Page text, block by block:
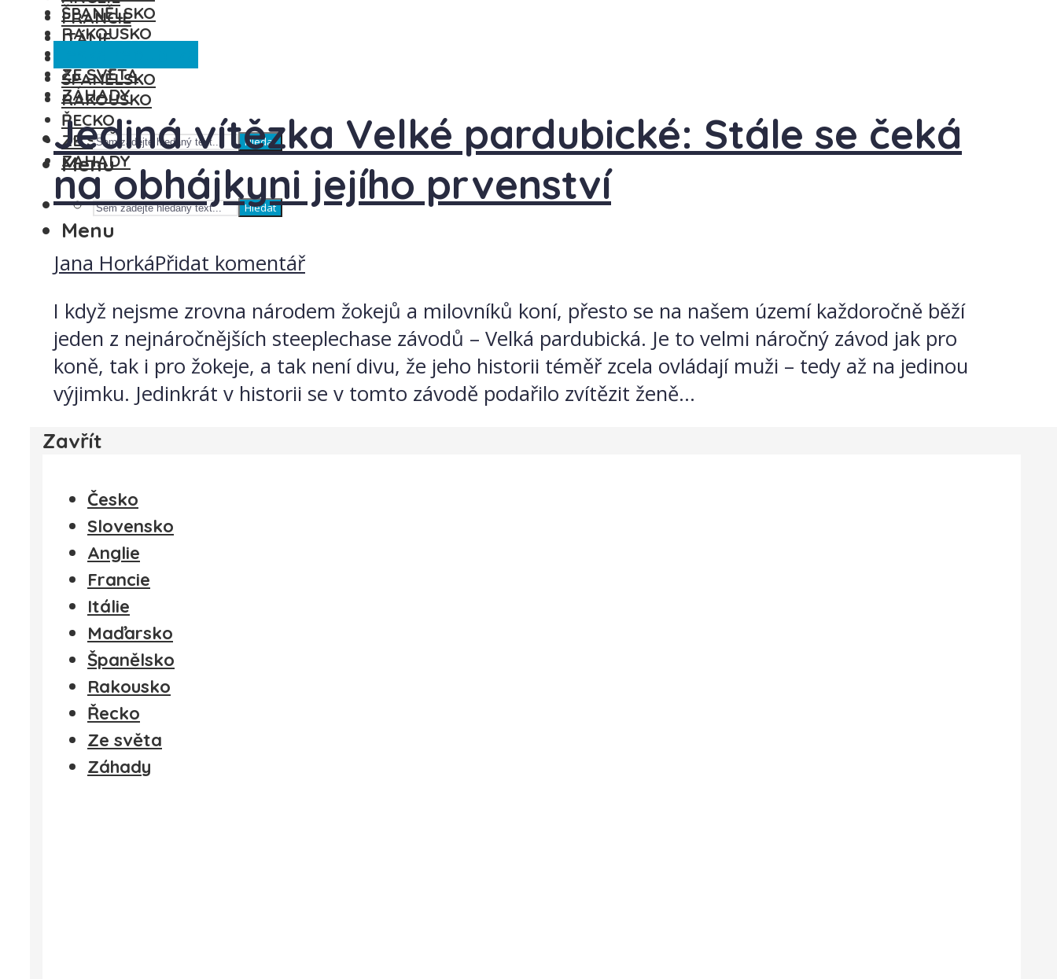
FRANCIE
ITÁLIE
ŠPANĚLSKO
RAKOUSKO
ŘECKO
ZE SVĚTA
ZÁHADY
Hledat
Menu
ŠPANĚLSKO
RAKOUSKO
ZE SVĚTA
ZÁHADY
Hledat
Menu
Jediná vítězka Velké pardubické: Stále se čeká
na obhájkyni jejího prvenství
Jana HorkáPřidat komentář
I když nejsme zrovna národem žokejů a milovníků koní, přesto se na našem území každoročně běží
jeden z nejnáročnějších steeplechase závodů – Velká pardubická. Je to velmi náročný závod jak pro
koně, tak i pro žokeje, a tak není divu, že jeho historii téměř zcela ovládají muži – tedy až na jedinou
výjimku. Jedinkrát v historii se v tomto závodě podařilo zvítězit ženě...
Zavřít
Česko
Slovensko
Anglie
Francie
Itálie
Maďarsko
Španělsko
Rakousko
Řecko
Ze světa
Záhady